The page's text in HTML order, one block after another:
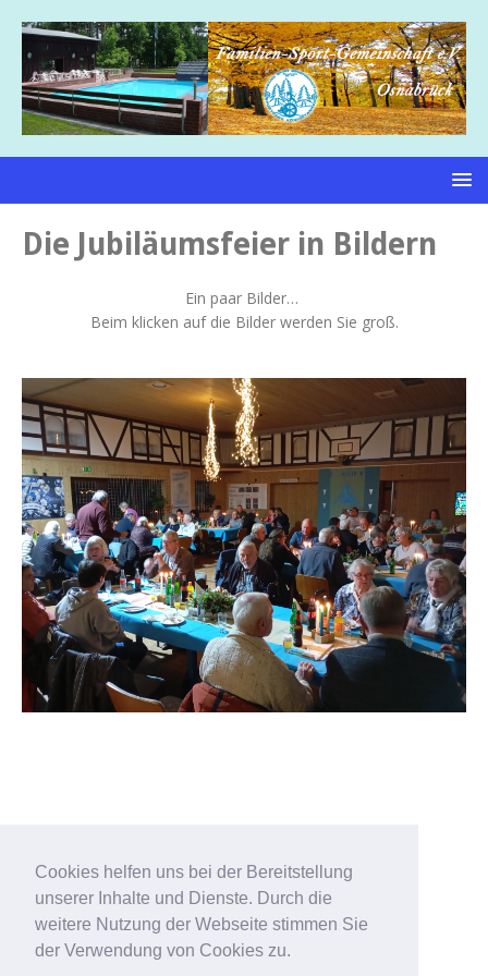
Cookies helfen uns bei der Bereitstellung
unserer Inhalte und Dienste. Durch die
weitere Nutzung der Webseite stimmen Sie
der Verwendung von Cookies zu.
Die Jubiläumsfeier in Bildern
Ein paar Bilder…
Beim klicken auf die Bilder werden Sie groß.